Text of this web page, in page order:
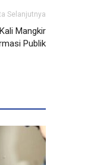
Selanjutnya
Mangkir
Publik